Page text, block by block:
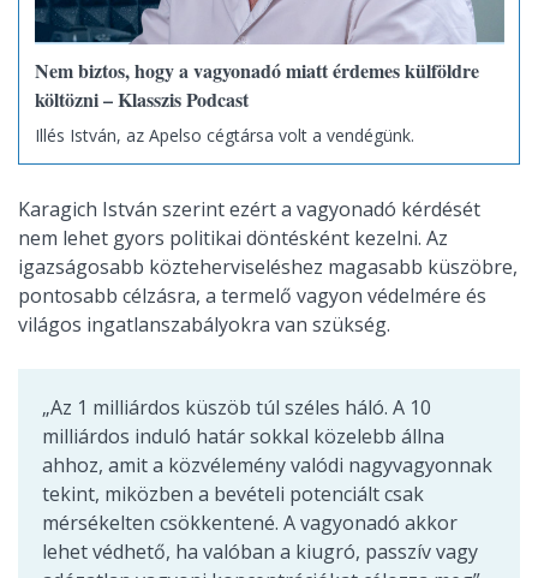
Nem biztos, hogy a vagyonadó miatt érdemes külföldre
költözni – Klasszis Podcast
Illés István, az Apelso cégtársa volt a vendégünk.
Karagich István szerint ezért a vagyonadó kérdését
nem lehet gyors politikai döntésként kezelni. Az
igazságosabb közteherviseléshez magasabb küszöbre,
pontosabb célzásra, a termelő vagyon védelmére és
világos ingatlanszabályokra van szükség.
„Az 1 milliárdos küszöb túl széles háló. A 10
milliárdos induló határ sokkal közelebb állna
ahhoz, amit a közvélemény valódi nagyvagyonnak
tekint, miközben a bevételi potenciált csak
mérsékelten csökkentené. A vagyonadó akkor
lehet védhető, ha valóban a kiugró, passzív vagy